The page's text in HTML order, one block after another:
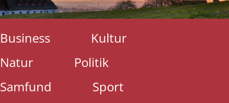
Business
Kultur
Natur
Politik
Samfund
Sport